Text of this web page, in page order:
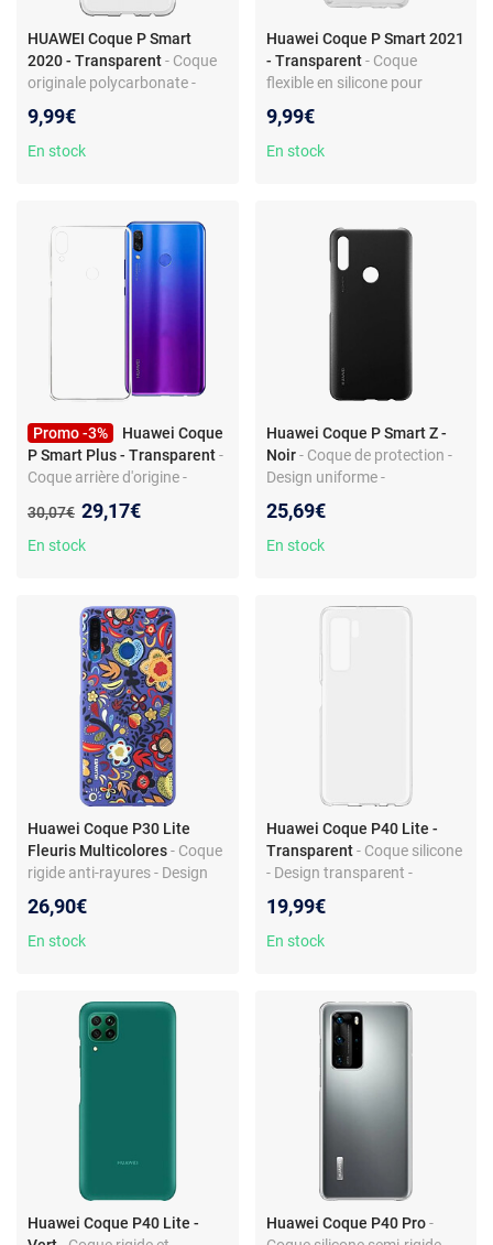
HUAWEI Coque P Smart
2020 - Transparent- Coque
originale polycarbonate -
9,99€
En stock
Huawei Coque P Smart 2021
- Transparent - Coque
flexible en silicone pour
Protection contre chocs et
rayures - Design original
9,99€
En stock
Promo -3%
Huawei Coque
P Smart Plus - Transparent-
Coque arrière d'origine -
Protection basique
Ancien prix :
30,07€ Nouveau prix :
29,17€
En stock
Huawei Coque P Smart Z -
Noir - Coque de protection -
Design uniforme -
25,69€
En stock
Huawei Coque P30 Lite
Fleuris Multicolores- Coque
rigide anti-rayures - Design
résistant - Prise en main
agréable
26,90€
En stock
Huawei Coque P40 Lite -
Transparent - Coque silicone
- Design transparent -
résistante
19,99€
En stock
Huawei Coque P40 Lite -
Huawei Coque P40 Pro -